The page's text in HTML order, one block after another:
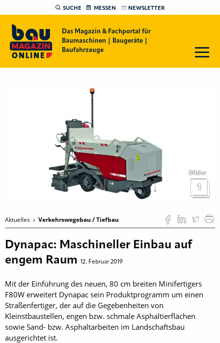
SUCHE MESSEN NEWSLETTER
Das Magazin & Fachportal für
Baumaschinen | Baugeräte |
Baufahrzeuge
Bilder
1
Aktuelles Verkehrswegebau / Tiefbau
Dynapac: Maschineller Einbau auf
engem Raum 12. Februar 2019
Mit der Einführung des neuen, 80 cm breiten Minifertigers
F80W erweitert Dynapac sein ­Produktprogramm um einen
Straßenfertiger, der auf die Gegebenheiten von
Kleinstbaustellen, engen bzw. schmale Asphaltierflächen
sowie Sand- bzw. Asphaltarbeiten im ­Landschaftsbau
ausgerichtet ist.